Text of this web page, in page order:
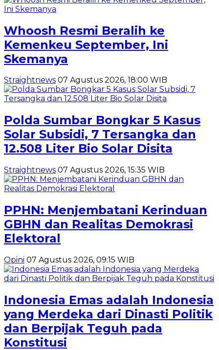
Whoosh Resmi Beralih ke
Kemenkeu September, Ini
Skemanya
Straightnews 07 Agustus 2026, 18:00 WIB
Polda Sumbar Bongkar 5 Kasus
Solar Subsidi, 7 Tersangka dan
12.508 Liter Bio Solar Disita
Straightnews 07 Agustus 2026, 15:35 WIB
PPHN: Menjembatani Kerinduan
GBHN dan Realitas Demokrasi
Elektoral
Opini 07 Agustus 2026, 09:15 WIB
Indonesia Emas adalah Indonesia
yang Merdeka dari Dinasti Politik
dan Berpijak Teguh pada
Konstitusi